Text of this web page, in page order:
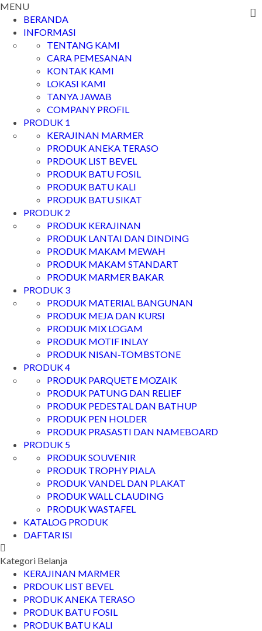
MENU
BERANDA
INFORMASI
TENTANG KAMI
CARA PEMESANAN
KONTAK KAMI
LOKASI KAMI
TANYA JAWAB
COMPANY PROFIL
PRODUK 1
KERAJINAN MARMER
PRODUK ANEKA TERASO
PRDOUK LIST BEVEL
PRODUK BATU FOSIL
PRODUK BATU KALI
PRODUK BATU SIKAT
PRODUK 2
PRODUK KERAJINAN
PRODUK LANTAI DAN DINDING
PRODUK MAKAM MEWAH
PRODUK MAKAM STANDART
PRODUK MARMER BAKAR
PRODUK 3
PRODUK MATERIAL BANGUNAN
PRODUK MEJA DAN KURSI
PRODUK MIX LOGAM
PRODUK MOTIF INLAY
PRODUK NISAN-TOMBSTONE
PRODUK 4
PRODUK PARQUETE MOZAIK
PRODUK PATUNG DAN RELIEF
PRODUK PEDESTAL DAN BATHUP
PRODUK PEN HOLDER
PRODUK PRASASTI DAN NAMEBOARD
PRODUK 5
PRODUK SOUVENIR
PRODUK TROPHY PIALA
PRODUK VANDEL DAN PLAKAT
PRODUK WALL CLAUDING
PRODUK WASTAFEL
KATALOG PRODUK
DAFTAR ISI
Kategori Belanja
KERAJINAN MARMER
PRDOUK LIST BEVEL
PRODUK ANEKA TERASO
PRODUK BATU FOSIL
PRODUK BATU KALI